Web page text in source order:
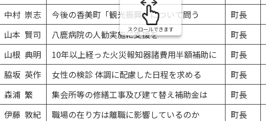
中村 崇志 今後の香美町「観光振興」について問う 町長
山本 賢司 八鹿病院の人勧実施に支援を 町長
山根 典明 10年以上経った火災報知器諸費用半額補助に 町長
脇坂 英作 女性の検診 体調に配慮した日程を求める 町長
森浦 繁 集会所等の修繕工事及び建て替え補助金は 町長
伊藤 敦紀 職場の在り方は離職に影響しているのか 町長
スクロールできます